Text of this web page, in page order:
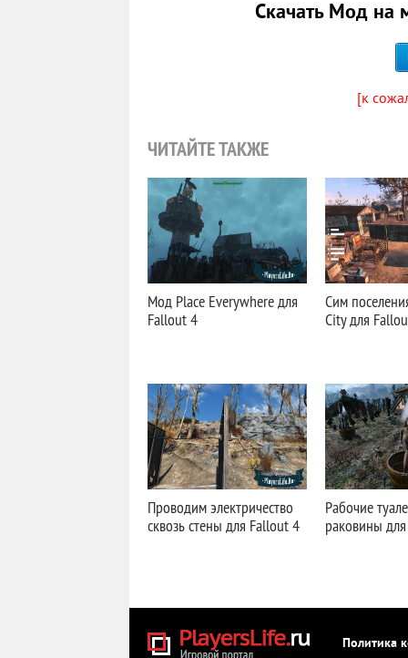
Скачать Мод на
[к
ЧИТАЙТЕ ТАКЖЕ
Мод Place Everywhere для
Fallout 4
Сим
City для
Проводим электричество
сквозь стены для Fallout 4
Рабочие
раковины
Политика